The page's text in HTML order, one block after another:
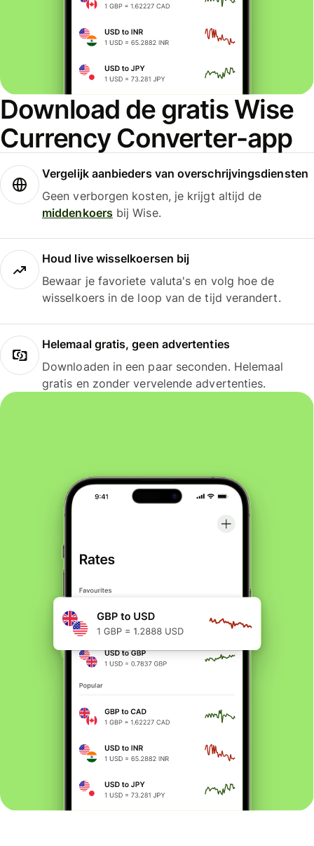
Download de gratis Wise
Currency Converter-app
Vergelijk aanbieders van overschrijvingsdiensten
Geen verborgen kosten, je krijgt altijd de
middenkoersbij Wise.
Houd live wisselkoersen bij
Bewaar je favoriete valuta's en volg hoe de
wisselkoers in de loop van de tijd verandert.
Helemaal gratis, geen advertenties
Downloaden in een paar seconden. Helemaal
gratis en zonder vervelende advertenties.